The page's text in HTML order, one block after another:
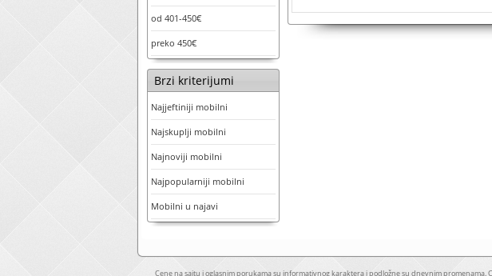
od 401-450€
preko 450€
Brzi kriterijumi
Najjeftiniji mobilni
Najskuplji mobilni
Najnoviji mobilni
Najpopularniji mobilni
Mobilni u najavi
Cene na sajtu i oglasnim porukama su informativnog karaktera i podložne su dnevnim promenama.